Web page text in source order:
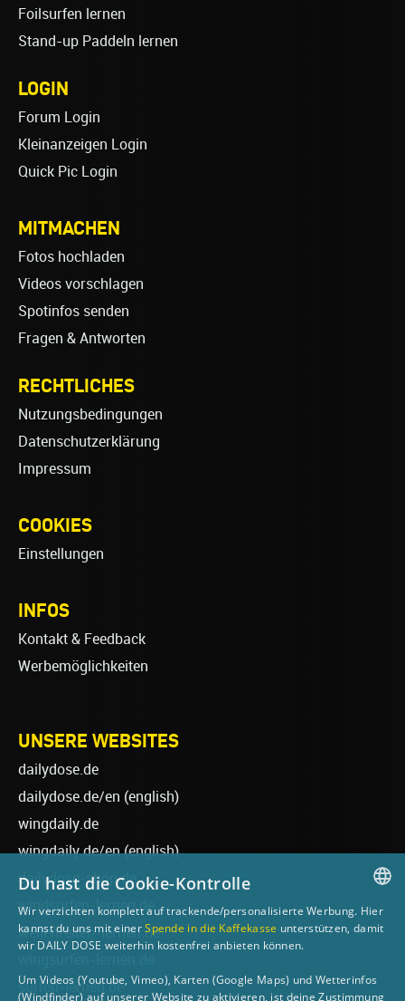
Foilsurfen lernen
Stand-up Paddeln lernen
LOGIN
Forum Login
Kleinanzeigen Login
Quick Pic Login
MITMACHEN
Fotos hochladen
Videos vorschlagen
Spotinfos senden
Fragen & Antworten
RECHTLICHES
Nutzungsbedingungen
Datenschutzerklärung
Impressum
COOKIES
Einstellungen
INFOS
Kontakt & Feedback
Werbemöglichkeiten
UNSERE WEBSITES
dailydose.de
dailydose.de/en (english)
wingdaily.de
wingdaily.de/en(english)
dailydose-shop.de
windsurfen-lernen.de
wellenreiten-lernen.de
surfen-lernen.de
GERMAN
Du hast die Cookie-Kontrolle
Wir verzichten komplett auf trackende/personalisierte Werbung. Hier
kannst du uns mit einerSpende in die Kaffekasse unterstützen, damit
wir DAILY DOSE weiterhin kostenfrei anbieten können.
Um Videos (Youtube, Vimeo), Karten (Google Maps) und Wetterinfos
(Windfinder) auf unserer Website zu aktivieren, ist deine Zustimmung